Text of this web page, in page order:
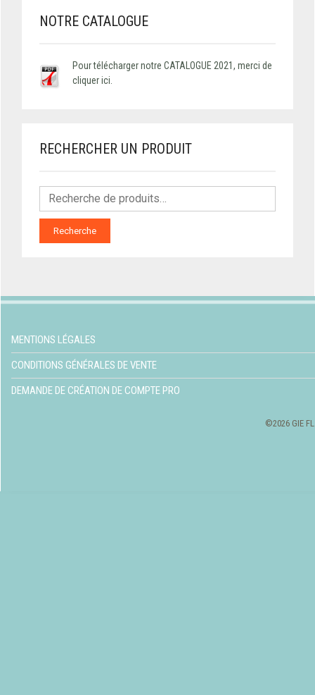
NOTRE CATALOGUE
Pour télécharger notre CATALOGUE 2021, merci de
cliquer ici.
RECHERCHER UN PRODUIT
Recherche
MENTIONS LÉGALES
CONDITIONS GÉNÉRALES DE VENTE
DEMANDE DE CRÉATION DE COMPTE PRO
©2026 GIE